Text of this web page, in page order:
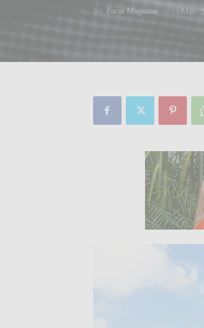
By Focus Magazine - 15 May,